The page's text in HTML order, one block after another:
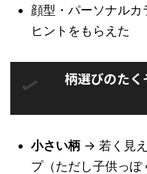
顔型・パーソナル
ヒントをもらえた
柄選びのた
小さい柄 → 若く見
プ（ただし子供っぽ